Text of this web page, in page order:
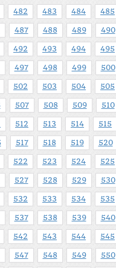
482 483 484 485
487 488 489 490
492 493 494 495
497 498 499 500
502 503 504 505
507 508 509 510
512 513 514 515
517 518 519 520
522 523 524 525
527 528 529 530
532 533 534 535
537 538 539 540
542 543 544 545
547 548 549 550